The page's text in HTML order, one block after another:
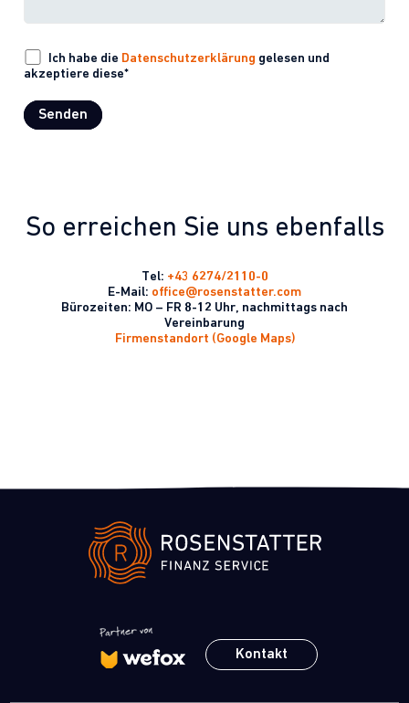
Ich habe die Datenschutzerklärung gelesen und
akzeptiere diese*
Senden
r
n
So erreichen Sie uns ebenfalls
Tel: +43 6274/2110-0
E-Mail: office@rosenstatter.com
Bürozeiten: MO – FR 8-12 Uhr, nachmittags nach
Vereinbarung
Firmenstandort (Google Maps)
Kontakt